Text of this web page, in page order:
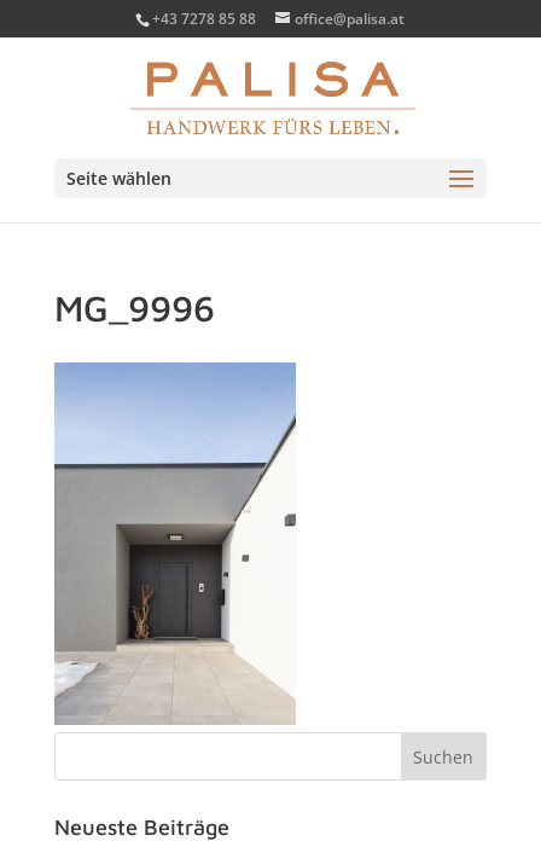
+43 7278 85 88 office@palisa.at
Seite wählen
MG_9996
Neueste Beiträge